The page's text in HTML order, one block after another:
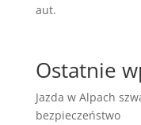
aut.
Ostatnie
Jazda w Alpach
bezpieczeństwo